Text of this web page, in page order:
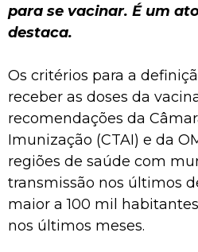
para se vacinar. É um
destaca.
Os critérios para a
receber as doses da
recomendações da
Imunização (CTAI) e da
regiões de saúde com
transmissão nos últimos
maior a 100 mil
nos últimos meses.